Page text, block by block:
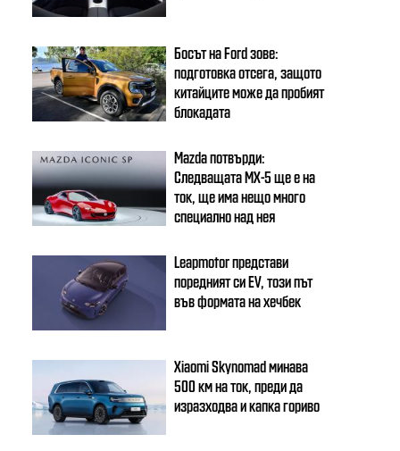
Босът на Ford зове:
подготовка отсега, защото
китайците може да пробият
блокадата
Mazda потвърди:
Следващата MX-5 ще е на
ток, ще има нещо много
специално над нея
Leapmotor представи
поредният си EV, този път
във формата на хечбек
Xiaomi Skynomad минава
500 км на ток, преди да
изразходва и капка гориво